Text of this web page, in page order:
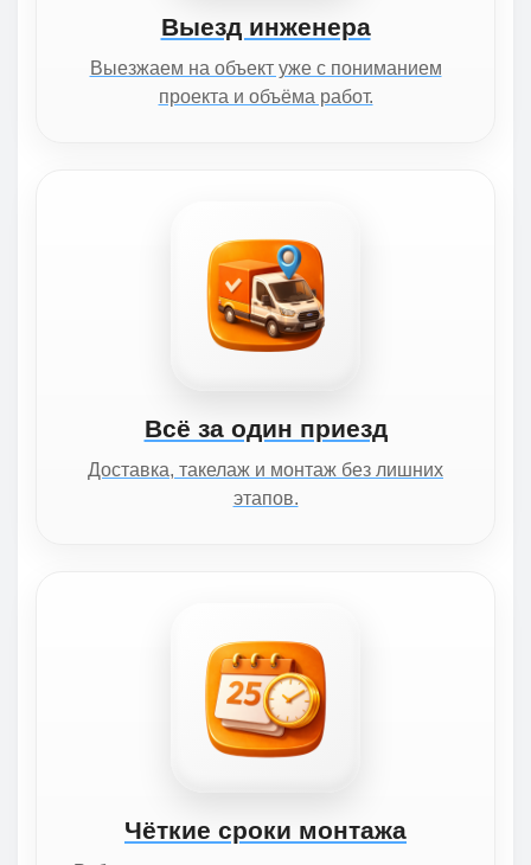
Выезд инженера
Выезжаем на объект уже с пониманием
проекта и объёма работ.
Всё за один приезд
Доставка, такелаж и монтаж без лишних
этапов.
Чёткие сроки монтажа